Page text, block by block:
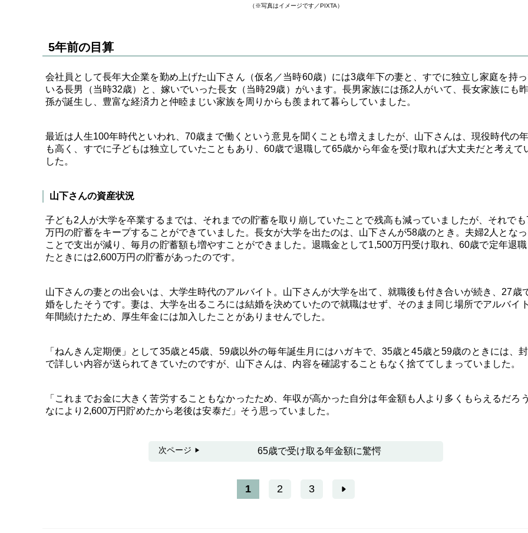
（※写真はイメージです／PIXTA）
5年前の目算
会社員として長年大企業を勤め上げた山下さん（仮名／当時60歳）には3歳年下の妻と、すでに独立し家庭を持
いる長男（当時32歳）と、嫁いでいった長女（当時29歳）がいます。長男家族には孫2人がいて、長女家族にも
孫が誕生し、豊富な経済力と仲睦まじい家族を周りからも羨まれて暮らしていました。
最近は人生100年時代といわれ、70歳まで働くという意見を聞くことも増えましたが、山下さんは、現役時代の
も高く、すでに子どもは独立していたこともあり、60歳で退職して65歳から年金を受け取れば大丈夫だと考えて
した。
山下さんの資産状況
子ども2人が大学を卒業するまでは、それまでの貯蓄を取り崩していたことで残高も減っていましたが、それで
万円の貯蓄をキープすることができていました。長女が大学を出たのは、山下さんが58歳のとき。夫婦2人とな
ことで支出が減り、毎月の貯蓄額も増やすことができました。退職金として1,500万円受け取れ、60歳で定年退
たときには2,600万円の貯蓄があったのです。
山下さんの妻との出会いは、大学生時代のアルバイト。山下さんが大学を出て、就職後も付き合いが続き、27歳
婚をしたそうです。妻は、大学を出るころには結婚を決めていたので就職はせず、そのまま同じ場所でアルバイ
年間続けたため、厚生年金には加入したことがありませんでした。
「ねんきん定期便」として35歳と45歳、59歳以外の毎年誕生月にはハガキで、35歳と45歳と59歳のときには、
で詳しい内容が送られてきていたのですが、山下さんは、内容を確認することもなく捨ててしまっていました。
「これまでお金に大きく苦労することもなかったため、年収が高かった自分は年金額も人より多くもらえるだろ
なにより2,600万円貯めたから老後は安泰だ」そう思っていました。
次ページ 65歳で受け取る年金額に驚愕
1 2 3